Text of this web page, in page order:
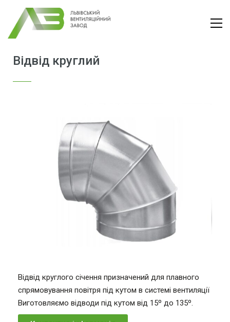
Відвід круглий
Відвід круглого січення призначений для плавного
спрямовування повітря під кутом в системі вентиляції
Виготовляємо відводи під кутом від 15º до 135º.